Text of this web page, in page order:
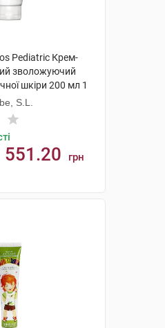
Pediatric Крем-
зволожуючий
шкіри 200 мл 1
S.L.
551.20 грн